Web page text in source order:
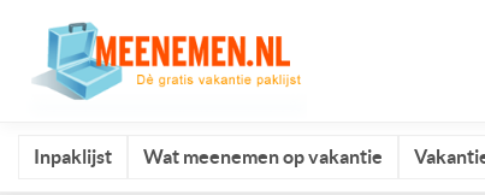
Inpaklijst Wat meenemen op vakantie